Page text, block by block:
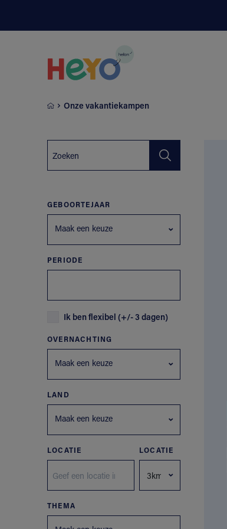
Onze vakantiekampen
GEBOORTEJAAR
Maak een keuze
PERIODE
Ik ben flexibel (+/- 3 dagen)
OVERNACHTING
Maak een keuze
LAND
Maak een keuze
LOCATIE LOCATIE
THEMA